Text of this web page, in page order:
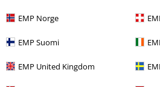
EMP Norge
EMP Suomi
EMP United Kingdom
Meld je aan en ontvang een code voor 15%
korting!